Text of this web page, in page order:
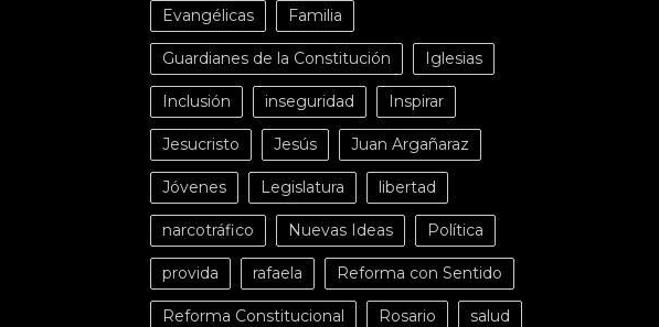
Evangélicas Familia
Guardianes de la Constitución Iglesias
Inclusión inseguridad Inspirar
Jesucristo Jesús Juan Argañaraz
Jóvenes Legislatura libertad
narcotráfico Nuevas Ideas Política
provida rafaela Reforma con Sentido
Reforma Constitucional Rosario salud